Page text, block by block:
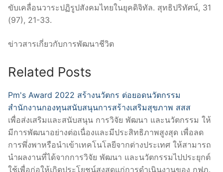
ขับเคลื่อนวาระปฏิรูปสังคมไทยในยุคดิจิทัล. สุทธิปริทัศน์, 31
(97), 21-33.
ข่าวสารเกี่ยวกับการพัฒนาชีวิต
Related Posts
Pm's Award 2022 สร้างนวัตกร ต่อยอดนวัตกรรม
สำนักงานกองทุนสนับสนุนการสร้างเสริมสุขภาพ สสส
เพื่อส่งเสริมและสนับสนุน การวิจัย พัฒนา และนวัตกรรม ให้
มีการพัฒนาอย่างต่อเนื่องและมีประสิทธิภาพสูงสุด เพื่อลด
การพึ่งพาหรือนำเข้าเทคโนโลยีจากต่างประเทศ ให้สามารถ
นำผลงานที่ได้จากการวิจัย พัฒนา และนวัตกรรมไปประยุกต์
ใช้เพื่อก่อให้เกิดประโยชน์สูงสุดแก่การดำเนินงานของ กฟภ.